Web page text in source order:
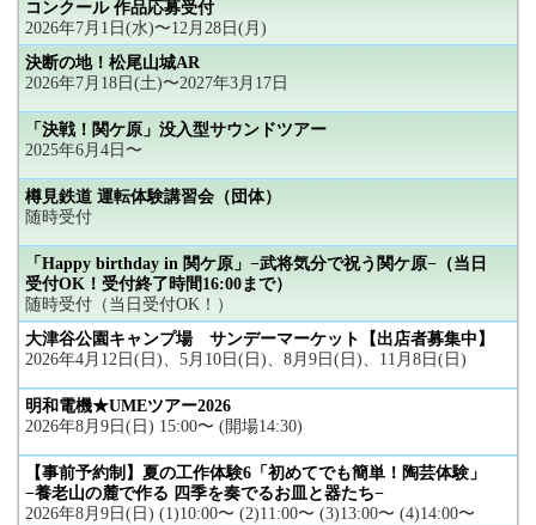
コンクール 作品応募受付
2026年7月1日(水)〜12月28日(月)
決断の地！松尾山城AR
2026年7月18日(土)〜2027年3月17日
「決戦！関ケ原」没入型サウンドツアー
2025年6月4日〜
樽見鉄道 運転体験講習会（団体）
随時受付
「Happy birthday in 関ケ原」−武将気分で祝う関ケ原−（当日
受付OK！受付終了時間16:00まで）
随時受付（当日受付OK！）
大津谷公園キャンプ場 サンデーマーケット【出店者募集中】
2026年4月12日(日)、5月10日(日)、8月9日(日)、11月8日(日)
明和電機★UMEツアー2026
2026年8月9日(日) 15:00〜 (開場14:30)
【事前予約制】夏の工作体験6「初めてでも簡単！陶芸体験」
−養老山の麓で作る 四季を奏でるお皿と器たち−
2026年8月9日(日) (1)10:00〜 (2)11:00〜 (3)13:00〜 (4)14:00〜